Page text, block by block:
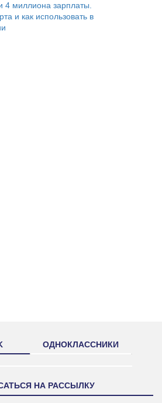
4 миллиона зарплаты.
и как использовать в
ОДНОКЛАССНИКИ
НА РАССЫЛКУ